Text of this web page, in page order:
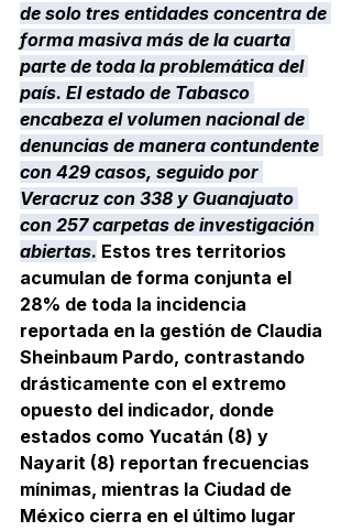
de solo tres entidades concentra de
forma masiva más de la cuarta
parte de toda la problemática del
país. El estado de Tabasco
encabeza el volumen nacional de
denuncias de manera contundente
con 429 casos, seguido por
Veracruz con 338 y Guanajuato
con 257 carpetas de investigación
abiertas. Estos tres territorios
acumulan de forma conjunta el
28% de toda la incidencia
reportada en la gestión de Claudia
Sheinbaum Pardo, contrastando
drásticamente con el extremo
opuesto del indicador, donde
estados como Yucatán (8) y
Nayarit (8) reportan frecuencias
mínimas, mientras la Ciudad de
México cierra en el último lugar